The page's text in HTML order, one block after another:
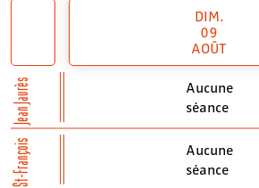
Jean Jaurès
St-François
DIM.
09
AOÛT
Aucune
séance
Aucune
séance